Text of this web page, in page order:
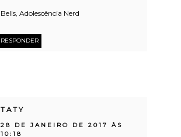
Bells, Adolescência Nerd
RESPONDER
TATY
28 DE JANEIRO DE 2017 ÀS
10:18